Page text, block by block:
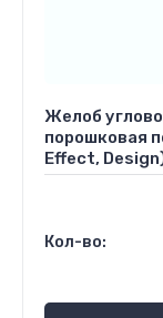
Желоб
порошковая
Effect,
Кол-во: